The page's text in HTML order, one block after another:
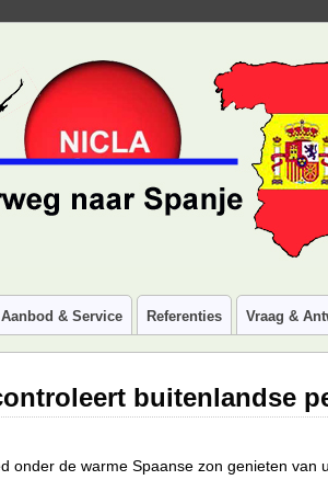
Aanbod & Service Referenties Vraag &
buitenlandse
onder de warme Spaanse zon genieten van